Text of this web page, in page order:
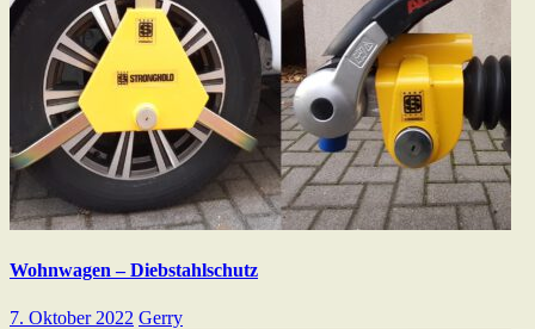
Wohnwagen – Diebstahlschutz
7. Oktober 2022 Gerry